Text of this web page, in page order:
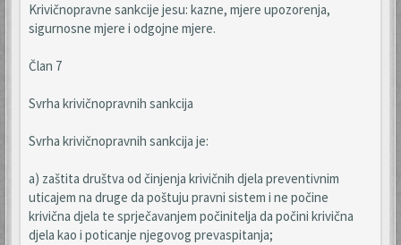
Krivičnopravne sankcije jesu: kazne, mjere upozorenja,
sigurnosne mjere i odgojne mjere.
Član 7
Svrha krivičnopravnih sankcija
Svrha krivičnopravnih sankcija je:
a) zaštita društva od činjenja krivičnih djela preventivnim
uticajem na druge da poštuju pravni sistem i ne počine
krivična djela te sprječavanjem počinitelja da počini krivična
djela kao i poticanje njegovog prevaspitanja;